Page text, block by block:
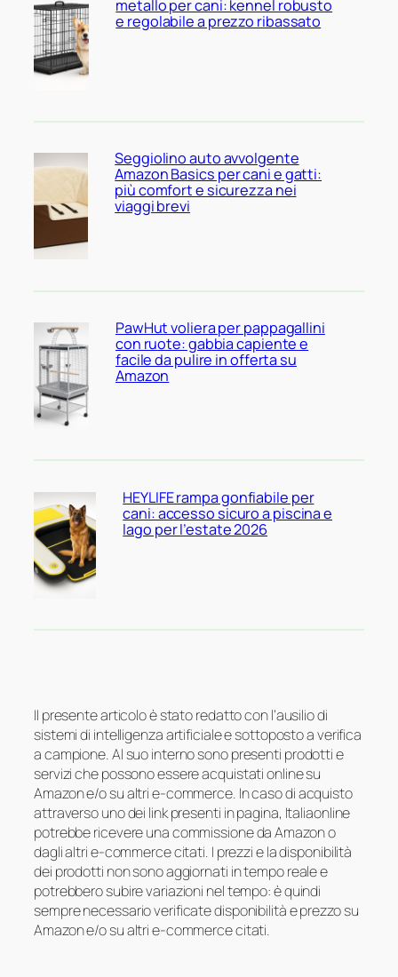
metallo per cani: kennel robusto
e regolabile a prezzo ribassato
Seggiolino auto avvolgente
Amazon Basics per cani e gatti:
più comfort e sicurezza nei
viaggi brevi
PawHut voliera per pappagallini
con ruote: gabbia capiente e
facile da pulire in offerta su
Amazon
HEYLIFE rampa gonfiabile per
cani: accesso sicuro a piscina e
lago per l’estate 2026
Il presente articolo è stato redatto con l’ausilio di
sistemi di intelligenza artificiale e sottoposto a verifica
a campione. Al suo interno sono presenti prodotti e
servizi che possono essere acquistati online su
Amazon e/o su altri e-commerce. In caso di acquisto
attraverso uno dei link presenti in pagina, Italiaonline
potrebbe ricevere una commissione da Amazon o
dagli altri e-commerce citati. I prezzi e la disponibilità
dei prodotti non sono aggiornati in tempo reale e
potrebbero subire variazioni nel tempo: è quindi
sempre necessario verificate disponibilità e prezzo su
Amazon e/o su altri e-commerce citati.